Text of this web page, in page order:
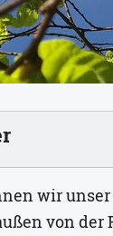
wir
von der